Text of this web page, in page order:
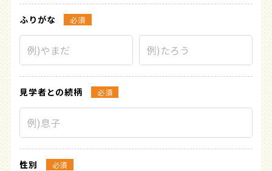
ふりがな 必須
見学者との続柄 必須
性別 必須